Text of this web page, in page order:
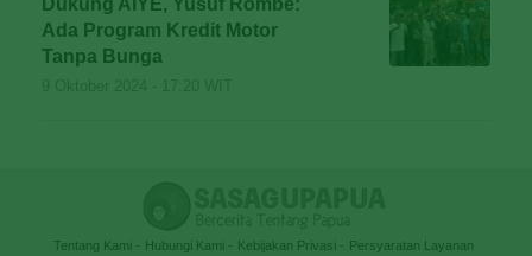
Dukung AIYE, Yusuf Rombe:
Ada Program Kredit Motor
Tanpa Bunga
Tentang Kami Hubungi Kami Kebijakan Privasi Persyaratan Layanan